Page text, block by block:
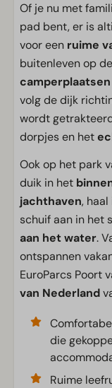
Of je nu met
pad bent, er is
voor een ruime
buitenleven op de
camperplaatsen
volg de dijk
wordt
dorpjes en het
Ook op het park
duik in het
jachthaven,
schuif aan in het
aan het water.
ontspannen
EuroParcs Poort
van Nederland
die
Ruime